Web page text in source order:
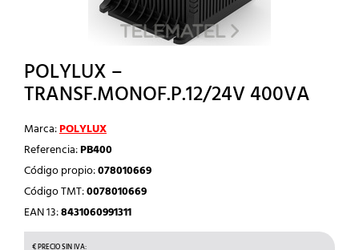
POLYLUX –
TRANSF.MONOF.P.12/24V 400VA
Marca:POLYLUX
Referencia:PB400
Código propio:078010669
Código TMT:0078010669
EAN 13:8431060991311